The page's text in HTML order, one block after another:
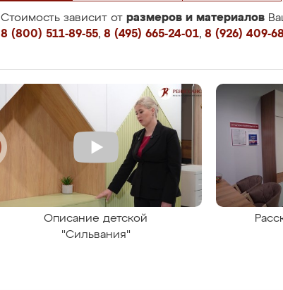
Стоимость зависит от размеров и материалов
8 (800) 511-89-55, 8 (495) 665-24-01, 8 (926) 409-
Описание детской
"Сильвания"